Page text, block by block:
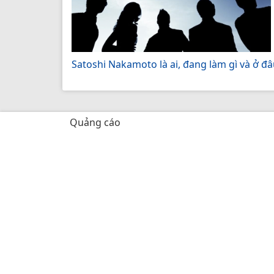
Satoshi Nakamoto là ai, đang làm gì và ở
Quảng cáo